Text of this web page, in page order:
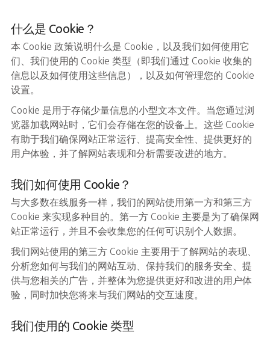
什么是 Cookie？
本 Cookie 政策说明什么是 Cookie，以及我们如何使用它
们、我们使用的 Cookie 类型（即我们通过 Cookie 收集的
信息以及如何使用这些信息），以及如何管理您的 Cookie
设置。
Cookie 是用于存储少量信息的小型文本文件。当您通过浏
览器加载网站时，它们会存储在您的设备上。这些 Cookie
有助于我们确保网站正常运行、提高安全性、提供更好的
用户体验，并了解网站表现和分析需要改进的地方。
我们如何使用 Cookie？
与大多数在线服务一样，我们的网站使用第一方和第三方
Cookie 来实现多种目的。第一方 Cookie 主要是为了确保网
站正常运行，并且不会收集您的任何可识别个人数据。
我们网站使用的第三方 Cookie 主要用于了解网站的表现、
分析您如何与我们的网站互动、保持我们的服务安全、提
供与您相关的广告，并整体为您提供更好和改进的用户体
验，同时加快您将来与我们网站的交互速度。
我们使用的 Cookie 类型